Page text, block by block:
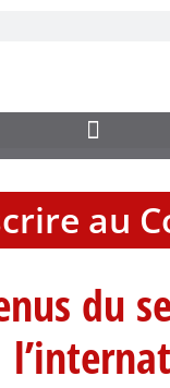
au
du
l’internat